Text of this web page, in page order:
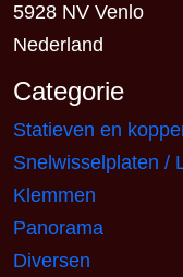
5928 NV Venlo
Nederland
Categorie
Statieven en
Snelwisselplaten /
Klemmen
Panorama
Diversen